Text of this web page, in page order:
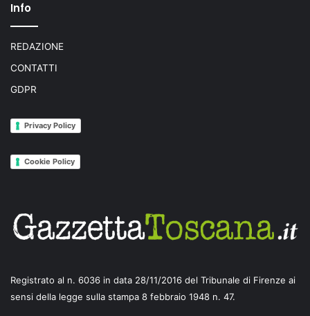
Info
REDAZIONE
CONTATTI
GDPR
Privacy Policy
Cookie Policy
Registrato al n. 6036 in data 28/11/2016 del Tribunale di Firenze ai
sensi della legge sulla stampa 8 febbraio 1948 n. 47.